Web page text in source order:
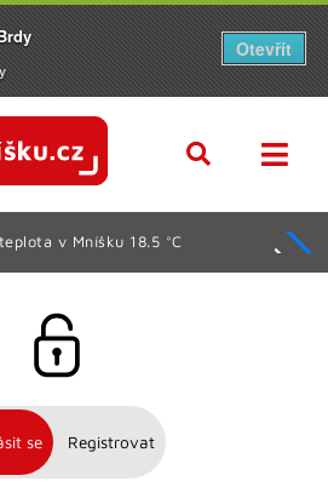
v Mníšku 18.5 °C
se Registrovat
Otevřít